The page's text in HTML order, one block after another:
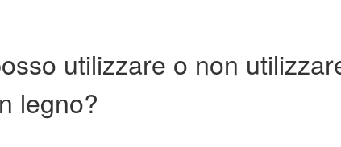
utilizzare o non
legno?